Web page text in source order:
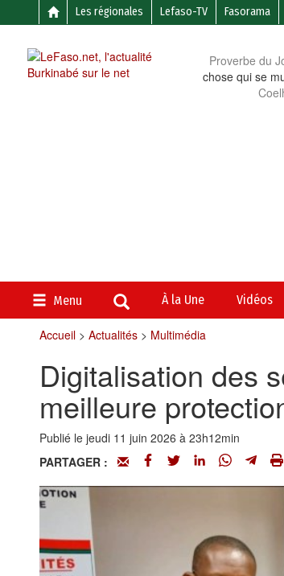
Les régionales Lefaso-TV Fasorama
Proverbe du
chose qui se
Menu À la Une Vidéos
Accueil> Actualités> Multimédia
Digitalisation des
meilleure
Publié le jeudi 11 juin 2026 à 23h12min
PARTAGER :